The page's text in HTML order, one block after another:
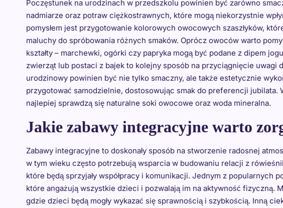
Poczęstunek na urodzinach w przedszkolu powinien być zarówno
nadmiarze oraz potraw ciężkostrawnych, które mogą niekorzystnie
pomysłem jest przygotowanie kolorowych owocowych szaszłyków,
maluchy do spróbowania różnych smaków. Oprócz owoców warto
kształty – marchewki, ogórki czy papryka mogą być podane z dipem
zwierząt lub postaci z bajek to kolejny sposób na przyciągnięcie uwagi
urodzinowy powinien być nie tylko smaczny, ale także estetycznie
przygotować samodzielnie, dostosowując smak do preferencji jubilata.
najlepiej sprawdzą się naturalne soki owocowe oraz woda mineralna.
Jakie zabawy integracyjne warto
Zabawy integracyjne to doskonały sposób na stworzenie radosnej
w tym wieku często potrzebują wsparcia w budowaniu relacji z
które będą sprzyjały współpracy i komunikacji. Jednym z popularnych
które angażują wszystkie dzieci i pozwalają im na aktywność fizyczną.
gdzie dzieci będą mogły wykazać się sprawnością i szybkością. Inną